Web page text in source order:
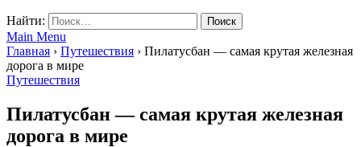
Найти:
Main Menu
Главная › Путешествия › Пилатусбан — самая крутая железная
дорога в мире
Путешествия
Пилатусбан — самая крутая железная
дорога в мире